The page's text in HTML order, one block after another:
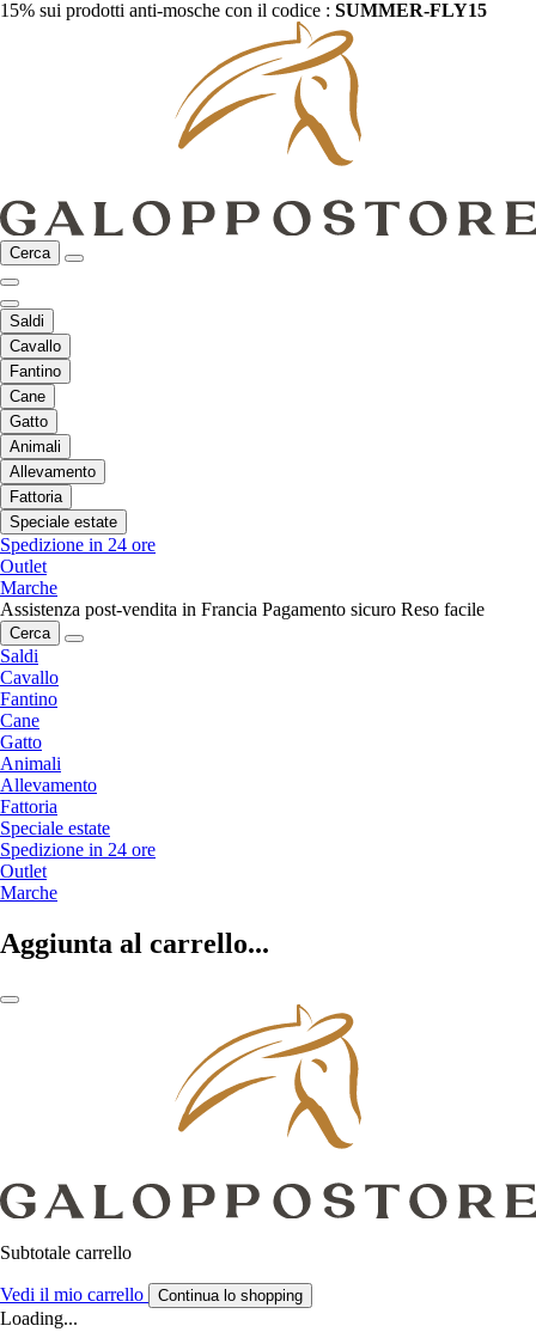
15% sui prodotti anti-mosche con il codice : SUMMER-FLY15
Cerca
Saldi
Cavallo
Fantino
Cane
Gatto
Animali
Allevamento
Fattoria
Speciale estate
Spedizione in 24 ore
Outlet
Marche
Assistenza post-vendita in Francia Pagamento sicuro Reso facile
Cerca
Saldi
Cavallo
Fantino
Cane
Gatto
Animali
Allevamento
Fattoria
Speciale estate
Spedizione in 24 ore
Outlet
Marche
Aggiunta al carrello...
Subtotale carrello
Vedi il mio carrello Continua lo shopping
Loading...